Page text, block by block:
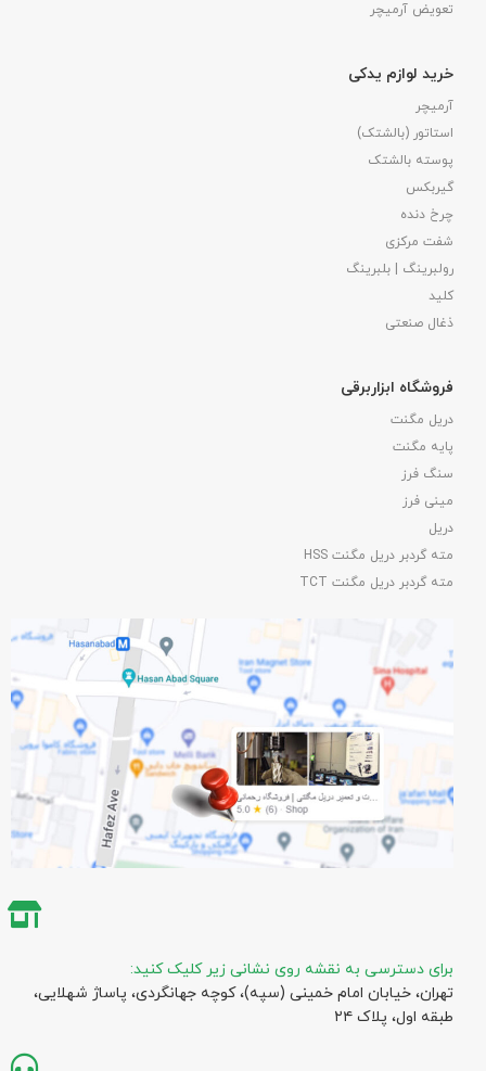
تعویض آرمیچر
خرید لوازم یدکی
آرمیچر
استاتور (بالشتک)
پوسته بالشتک
گیربکس
چرخ دنده
شفت مرکزی
رولبرینگ | بلبرینگ
کلید
ذغال صنعتی
فروشگاه ابزاربرقی
دریل مگنت
پایه مگنت
سنگ فرز
مینی فرز
دریل
مته گردبر دریل مگنت HSS
مته گردبر دریل مگنت TCT
برای دسترسی به نقشه روی نشانی زیر کلیک کنید:
تهران، خیابان امام خمینی (سپه)، کوچه جهانگردی،‌ پاساژ شهلایی،
طبقه اول، پلاک ۲۴